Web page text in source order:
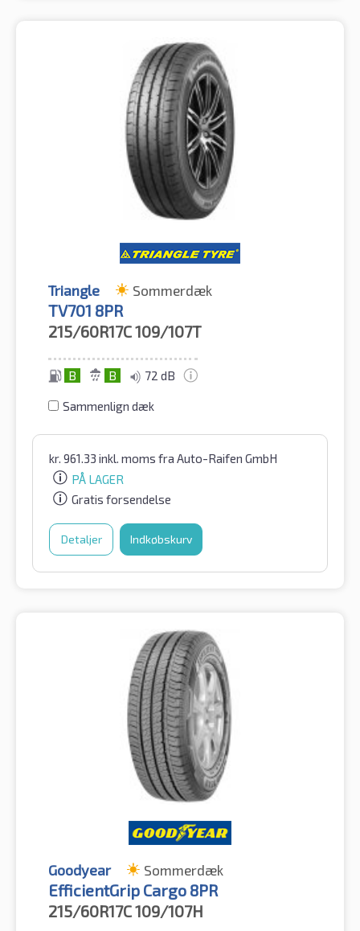
Triangle Sommerdæk
TV701 8PR
215/60R17C109/107T
B B 72 dB
Sammenlign dæk
kr. 961.33 inkl. moms fra Auto-Raifen GmbH
PÅ LAGER
Gratis forsendelse
Detaljer Indkøbskurv
Goodyear Sommerdæk
EfficientGrip Cargo 8PR
215/60R17C109/107H